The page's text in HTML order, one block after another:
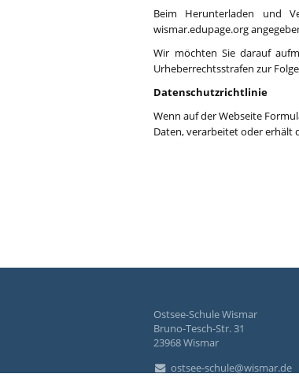
Beim Herunterladen und
wismar.edupage.org
Wir möchten Sie darauf
Urheberrechtsstrafen zur
Datenschutzrichtlinie
Wenn auf der Webseite
Daten, verarbeitet oder
Ostsee-Schule Wismar
Bruno-Tesch-Str. 31
23968 Wismar
ostsee-schule@wismar.de